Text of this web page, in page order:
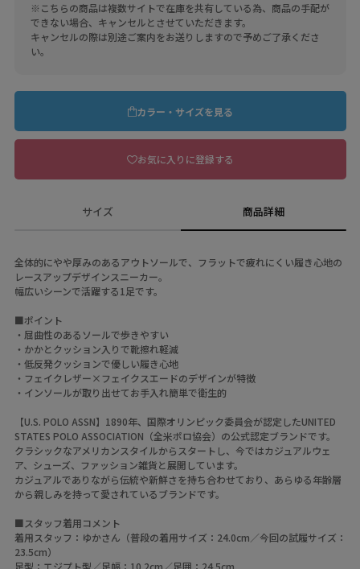
※こちらの商品は複数サイトで在庫を共有している為、商品の手配が
できない場合、キャンセルとさせていただきます。
キャンセルの際は別途ご案内をお送りしますので予めご了承くださ
い。
カラー・サイズを見る
お気に入りに登録する
サイズ 商品詳細
全体的にやや厚みのあるアウトソールで、フラットで疲れにくい履き心地の
レースアップデザインスニーカー。
幅広いシーンで活躍する1足です。
■ポイント
・屈曲性のあるソールで歩きやすい
・かかとクッション入りで靴擦れ軽減
・低反発クッションで優しい履き心地
・フェイクレザー×フェイクスエードのデザインが特徴
・インソールが取り出せてお手入れ簡単で衛生的
【U.S. POLO ASSN】1890年、国際オリンピック委員会が認定したUNITED
STATES POLO ASSOCIATION（全米ポロ協会）の公式認定ブランドです。
クラシックなアメリカンスタイルからスタートし、今ではカジュアルウェ
ア、シューズ、ファッション雑貨と展開しています。
カジュアルでありながら伝統や新鮮さを持ち合わせており、あらゆる年齢層
から親しみを持って愛されているブランドです。
■スタッフ着用コメント
着用スタッフ：ゆかさん（普段の着用サイズ：24.0cm／今回の試履サイズ：
23.5cm）